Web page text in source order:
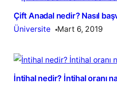
Çift Anadal nedir? Nasıl
Üniversite Mart 6, 2019
İntihal nedir? İntihal oranı